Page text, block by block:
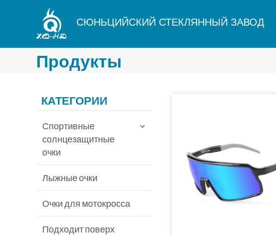
содержимому СЮНЬЦИЙСКИЙ СТЕКЛЯННЫЙ ЗАВОД
Продукты
КАТЕГОРИИ
Спортивные
солнцезащитные
очки
Велосипедные
солнцезащитные очки
Солнцезащитные очки
для рыбалки
Лыжные очки
Очки для мотокросса
Подходит поверх